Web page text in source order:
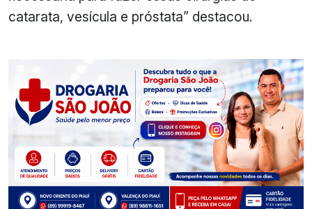
catarata, vesícula e próstata” destacou.